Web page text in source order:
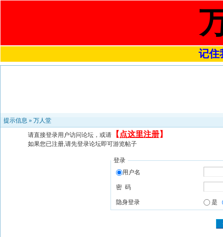
记住
提示信息 » 万人堂
请直接登录用户访问论坛，或请 【 点这里注册】
如果您已注册,请先登录论坛即可游览帖子
登录
用户名
密 码
隐身登录 是